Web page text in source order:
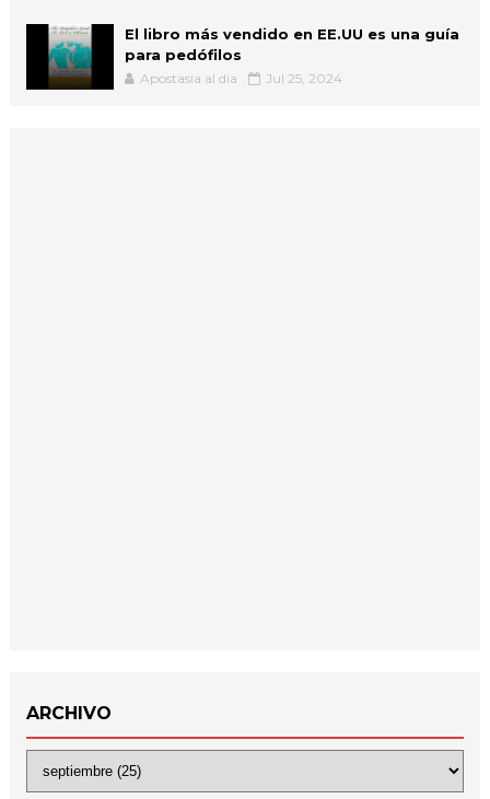
El libro más vendido en EE.UU es una guía
para pedófilos
Apostasia al dia Jul 25, 2024
ARCHIVO